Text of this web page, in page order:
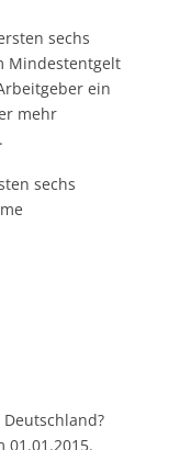
sechs
Mindestentgelt
ein
mehr
sechs
01.01.2015.